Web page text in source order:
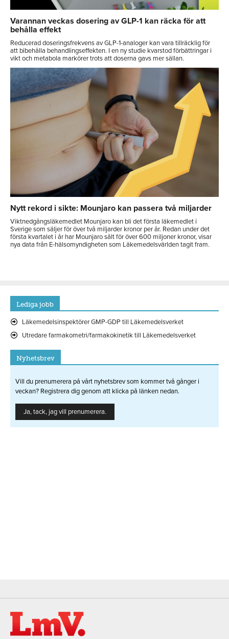
Varannan veckas dosering av GLP-1 kan räcka för att
behålla effekt
Reducerad doseringsfrekvens av GLP-1-analoger kan vara tillräcklig för
att bibehålla behandlingseffekten. I en ny studie kvarstod förbättringar i
vikt och metabola markörer trots att doserna gavs mer sällan.
Nytt rekord i sikte: Mounjaro kan passera två miljarder
Viktnedgångsläkemedlet Mounjaro kan bli det första läkemedlet i
Sverige som säljer för över två miljarder kronor per år. Redan under det
första kvartalet i år har Mounjaro sålt för över 600 miljoner kronor, visar
nya data från E-hälsomyndigheten som Läkemedelsvärlden tagit fram.
Lediga jobb
Läkemedelsinspektörer GMP-GDP till Läkemedelsverket
Utredare farmakometri/farmakokinetik till Läkemedelsverket
Nyhetsbrev
Vill du prenumerera på vårt nyhetsbrev som kommer två gånger i
veckan? Registrera dig genom att klicka på länken nedan.
Ja, tack, jag vill prenumerera.